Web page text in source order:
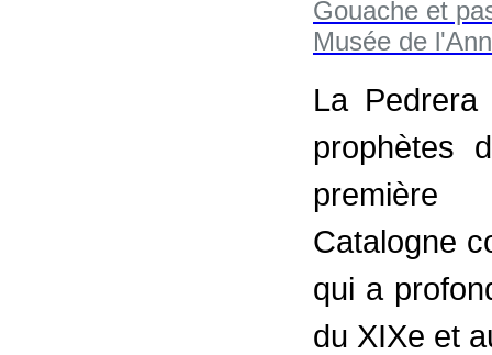
La
prophètes
première
Catalogne
qui a
du XIXe et